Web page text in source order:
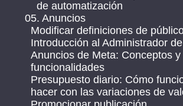
de automatización
05. Anuncios
Modificar definiciones de
Introducción al Administrador de
Anuncios de Meta: Conceptos y
funcionalidades
Presupuesto diario: Cómo
hacer con las variaciones de